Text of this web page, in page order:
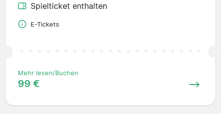
Spielticket enthalten
E-Tickets
Mehr lesen/Buchen
99 €